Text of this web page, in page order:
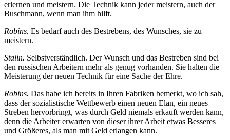
erlernen und meistern. Die Technik kann jeder meistern, auch der
Buschmann, wenn man ihm hilft.
Robins. Es bedarf auch des Bestrebens, des Wunsches, sie zu
meistern.
Stalin. Selbstverständlich. Der Wunsch und das Bestreben sind bei
den russischen Arbeitern mehr als genug vorhanden. Sie halten die
Meisterung der neuen Technik für eine Sache der Ehre.
Robins. Das habe ich bereits in Ihren Fabriken bemerkt, wo ich sah,
dass der sozialistische Wettbewerb einen neuen Elan, ein neues
Streben hervorbringt, was durch Geld niemals erkauft werden kann,
denn die Arbeiter erwarten von dieser ihrer Arbeit etwas Besseres
und Größeres, als man mit Geld erlangen kann.